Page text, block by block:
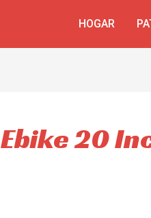
HOGAR
Ebike 20